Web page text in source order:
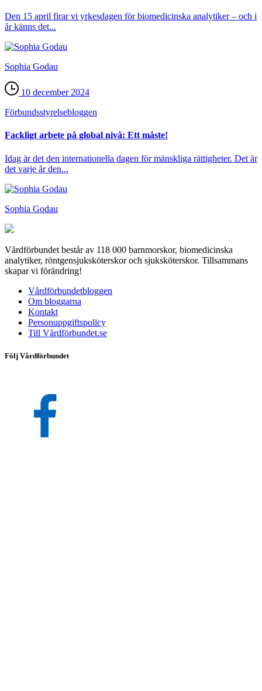
Den 15 april firar vi yrkesdagen för biomedicinska analytiker – och i
år känns det...
Sophia Godau
10 december 2024
Förbundsstyrelse­bloggen
Fackligt arbete på global nivå: Ett måste!
Idag är det den internationella dagen för mänskliga rättigheter. Det är
det varje år den...
Sophia Godau
Vårdförbundet består av 118 000 barnmorskor, biomedicinska
analytiker, röntgensjuksköterskor och sjuksköterskor. Tillsammans
skapar vi förändring!
Vårdförbundetbloggen
Om bloggarna
Kontakt
Personuppgiftspolicy
Till Vårdförbundet.se
Följ Vårdförbundet